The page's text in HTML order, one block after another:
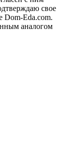
свое
Dom-Eda.com.
аналогом